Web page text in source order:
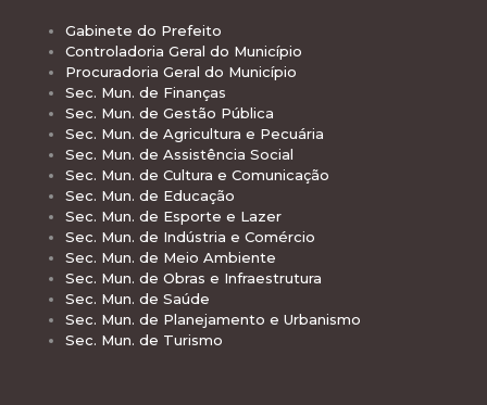
Gabinete do Prefeito
Controladoria Geral do Município
Procuradoria Geral do Município
Sec. Mun. de Finanças
Sec. Mun. de Gestão Pública
Sec. Mun. de Agricultura e Pecuária
Sec. Mun. de Assistência Social
Sec. Mun. de Cultura e Comunicação
Sec. Mun. de Educação
Sec. Mun. de Esporte e Lazer
Sec. Mun. de Indústria e Comércio
Sec. Mun. de Meio Ambiente
Sec. Mun. de Obras e Infraestrutura
Sec. Mun. de Saúde
Sec. Mun. de Planejamento e Urbanismo
Sec. Mun. de Turismo